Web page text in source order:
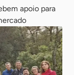
apoio para